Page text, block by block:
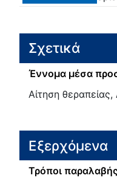
Σχετικά
Έννομα μέσα
Αίτηση
Εξερχόμενα
Τρόποι